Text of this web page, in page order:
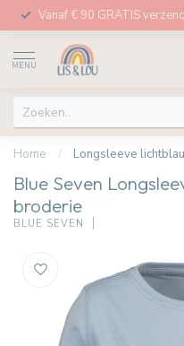
Vanaf € 90 GRATIS
MENU
Home / Longsleeve
Blue Seven
broderie
BLUE SEVEN